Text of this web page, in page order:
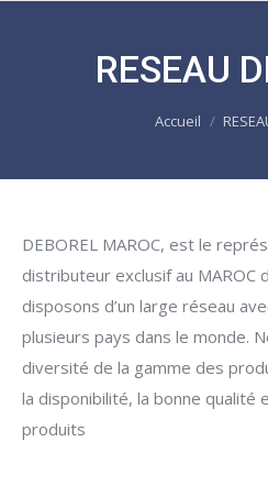
RESEAU
Accueil
DEBOREL MAROC, est le
distributeur exclusif au MAROC
disposons d’un large réseau
plusieurs pays dans le monde.
diversité de la gamme des
la disponibilité, la bonne qualité
produits